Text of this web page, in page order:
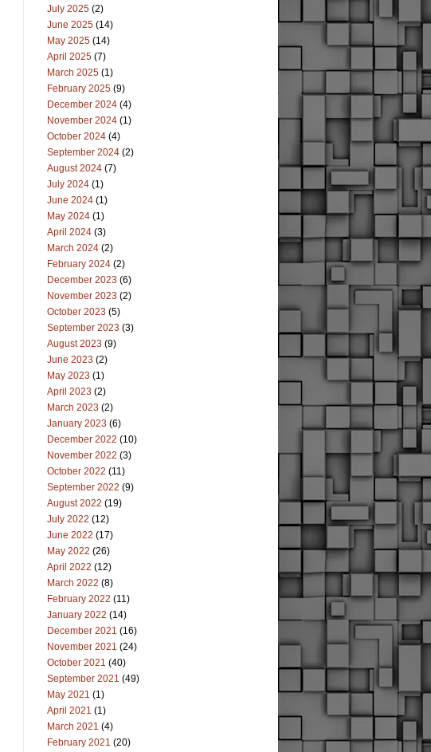
July 2025 (2)
June 2025 (14)
May 2025 (14)
April 2025 (7)
March 2025 (1)
February 2025 (9)
December 2024 (4)
November 2024 (1)
October 2024 (4)
September 2024 (2)
August 2024 (7)
July 2024 (1)
June 2024 (1)
May 2024 (1)
April 2024 (3)
March 2024 (2)
February 2024 (2)
December 2023 (6)
November 2023 (2)
October 2023 (5)
September 2023 (3)
August 2023 (9)
June 2023 (2)
May 2023 (1)
April 2023 (2)
March 2023 (2)
January 2023 (6)
December 2022 (10)
November 2022 (3)
October 2022 (11)
September 2022 (9)
August 2022 (19)
July 2022 (12)
June 2022 (17)
May 2022 (26)
April 2022 (12)
March 2022 (8)
February 2022 (11)
January 2022 (14)
December 2021 (16)
November 2021 (24)
October 2021 (40)
September 2021 (49)
May 2021 (1)
April 2021 (1)
March 2021 (4)
February 2021 (20)